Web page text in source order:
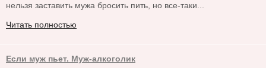
нельзя заставить мужа бросить пить, но все-таки...
Читать полностью
Если муж пьет. Муж-алкоголик